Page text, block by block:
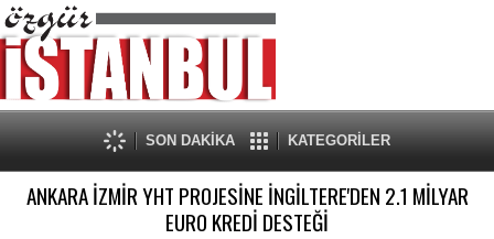
SON DAKİKA KATEGORİLER
ANKARA İZMİR YHT PROJESİNE İNGİLTERE'DEN 2.1 MİLYAR
EURO KREDİ DESTEĞİ